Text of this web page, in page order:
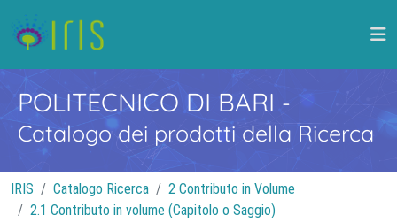
POLITECNICO DI BARI -
Catalogo dei prodotti della Ricerca
IRIS Catalogo Ricerca
2 Contributo in Volume
2.1 Contributo in volume (Capitolo o Saggio)